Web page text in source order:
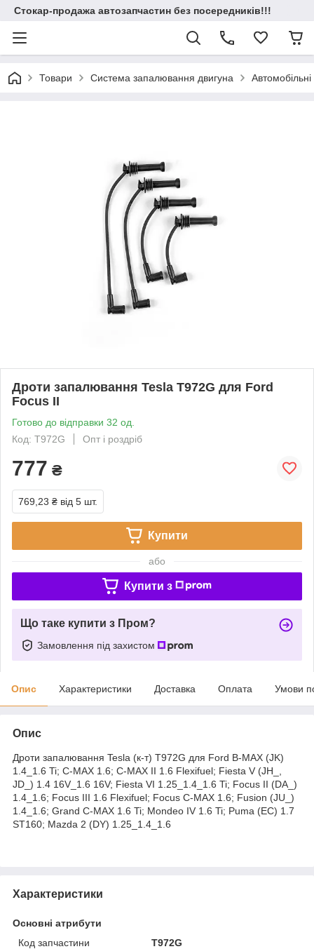
Стокар-продажа автозапчастин без посередників!!!
Товари Система запалювання двигуна
Дроти запалювання Tesla T972G для Ford
Focus II
Готово до відправки 32 од.
Код: T972G
Опт і роздріб
777 ₴
769,23 ₴ від 5 шт.
Купити
або
Купити з
Що таке купити з Пром?
Замовлення під захистом
Опис Характеристики Доставка Оплата Умови
Опис
Дроти запалювання Tesla (к-т) T972G для Ford B-MAX (JK)
1.4_1.6 Ti; C-MAX 1.6; C-MAX II 1.6 Flexifuel; Fiesta V (JH_,
JD_) 1.4 16V_1.6 16V; Fiesta VI 1.25_1.4_1.6 Ti; Focus II (DA_)
1.4_1.6; Focus III 1.6 Flexifuel; Focus C-MAX 1.6; Fusion (JU_)
1.4_1.6; Grand C-MAX 1.6 Ti; Mondeo IV 1.6 Ti; Puma (EC) 1.7
ST160; Mazda 2 (DY) 1.25_1.4_1.6
Характеристики
Основні атрибути
Код запчастини
T972G